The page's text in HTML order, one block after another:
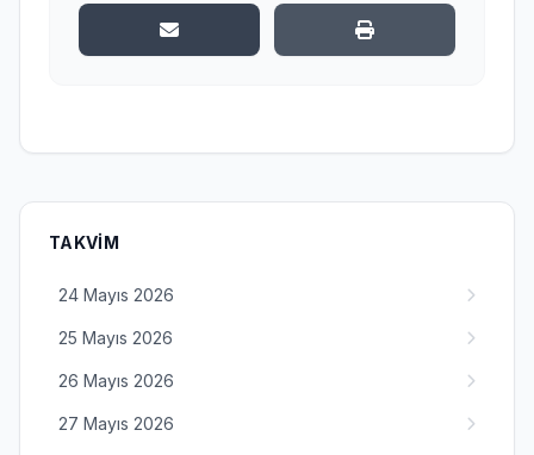
TAKVIM
24 Mayıs 2026
25 Mayıs 2026
26 Mayıs 2026
27 Mayıs 2026